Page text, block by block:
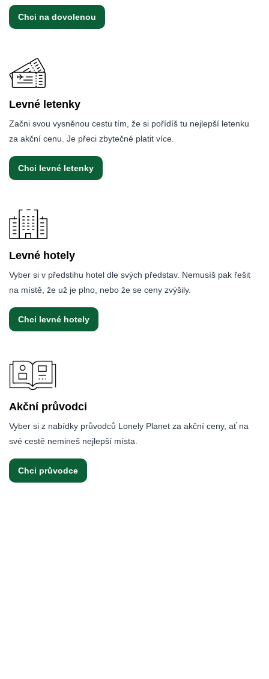
Chci na dovolenou
Levné letenky
Začni svou vysněnou cestu tím, že si pořídíš tu nejlepší letenku
za akční cenu. Je přeci zbytečné platit více.
Chci levné letenky
Levné hotely
Vyber si v předstihu hotel dle svých představ. Nemusíš pak řešit
na místě, že už je plno, nebo že se ceny zvýšily.
Chci levné hotely
Akční průvodci
Vyber si z nabídky průvodců Lonely Planet za akční ceny, ať na
své cestě nemineš nejlepší místa.
Chci průvodce